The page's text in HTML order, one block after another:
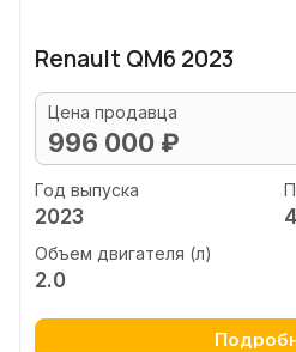
Renault QM6 2023
Цена продавца
996 000 ₽
Год выпуска
2023
Объем двигателя (л)
2.0